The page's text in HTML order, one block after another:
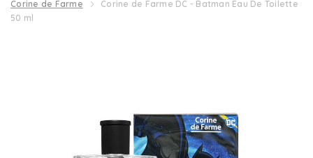
Corine de Farme
Corine de Farme DC - Batman Eau De Toilette
50 ml